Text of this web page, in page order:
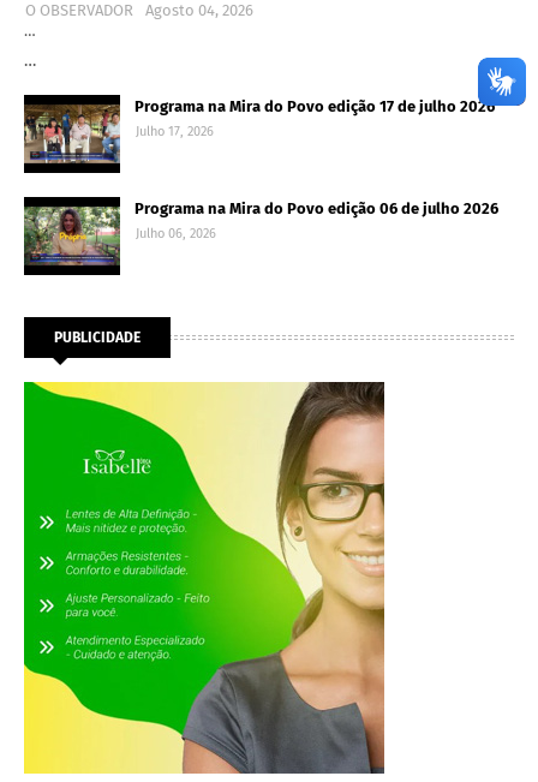
O OBSERVADOR
Agosto 04, 2026
…
…
Programa na Mira do Povo edição 17 de julho 2026
Julho 17, 2026
Programa na Mira do Povo edição 06 de julho 2026
Julho 06, 2026
PUBLICIDADE